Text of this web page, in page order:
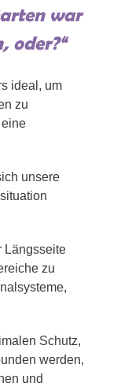
war
oder?“
ideal, um
zu
unsere
Längsseite
zu
Schutz,
werden,
und